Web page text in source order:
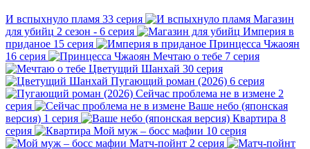
И вспыхнуло пламя 33 серия
Магазин
для убийц 2 сезон - 6 серия
Империя в
приданое 15 серия
Принцесса Чжаоян
16 серия
Мечтаю о тебе 7 серия
Цветущий Шанхай 30 серия
Пугающий роман (2026) 6 серия
Сейчас проблема не в измене 2
серия
Ваше небо (японская
версия) 1 серия Квартира 8
серия
Мой муж – босс мафии 10 серия
Матч-пойнт 2 серия